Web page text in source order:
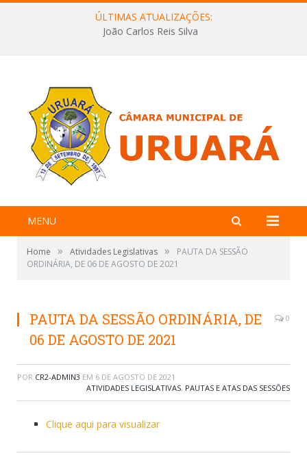
ÚLTIMAS ATUALIZAÇÕES:
João Carlos Reis Silva
MENU
Home » Atividades Legislativas »
PAUTA DA SESSÃO
ORDINÁRIA, DE 06 DE AGOSTO DE 2021
PAUTA DA SESSÃO ORDINÁRIA, DE
06 DE AGOSTO DE 2021
0
POR CR2-ADMIN3 EM 6 DE AGOSTO DE 2021
ATIVIDADES LEGISLATIVAS, PAUTAS E ATAS DAS SESSÕES
Clique aqui para visualizar